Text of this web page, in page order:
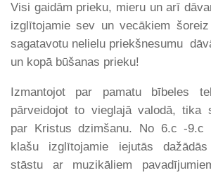
Visi gaidām prieku, mieru un arī
izglītojamie sev un vecākiem
sagatavotu nelielu priekšnesumu
un kopā būšanas prieku!
Izmantojot par pamatu bībeles
pārveidojot to vieglajā valodā, tika
par Kristus dzimšanu. No 6.c -9.c
klašu izglītojamie iejutās
stāstu ar muzikāliem